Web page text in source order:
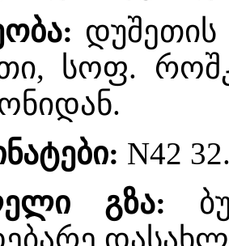
: დუშეთის
სოფ.
: N42
გზა: